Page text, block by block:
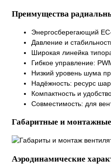
Преимущества
Энергосберегающий
Давление и
Широкая линейка
Гибкое управление:
Низкий уровень шума
Надёжность: ресурс
Компактность и
Совместимость: для
Габаритные и
Аэродинамические